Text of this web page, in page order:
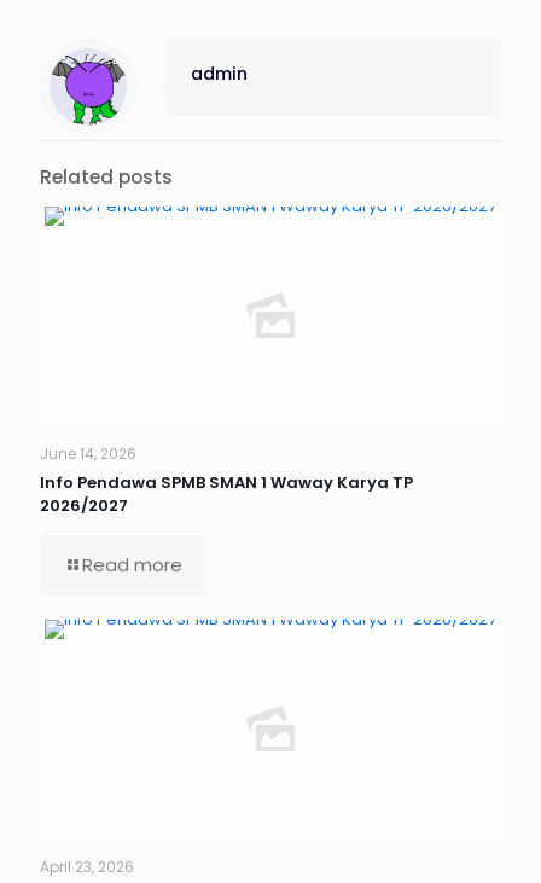
admin
Related posts
June 14, 2026
Info Pendawa SPMB SMAN 1 Waway Karya TP
2026/2027
Read more
April 23, 2026